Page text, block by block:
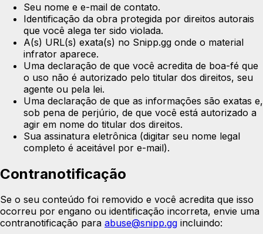
Seu nome e e-mail de contato.
Identificação da obra protegida por direitos autorais
que você alega ter sido violada.
A(s) URL(s) exata(s) no Snipp.gg onde o material
infrator aparece.
Uma declaração de que você acredita de boa-fé que
o uso não é autorizado pelo titular dos direitos, seu
agente ou pela lei.
Uma declaração de que as informações são exatas e,
sob pena de perjúrio, de que você está autorizado a
agir em nome do titular dos direitos.
Sua assinatura eletrônica (digitar seu nome legal
completo é aceitável por e-mail).
Contranotificação
Se o seu conteúdo foi removido e você acredita que isso
ocorreu por engano ou identificação incorreta, envie uma
contranotificação para abuse@snipp.gg incluindo: